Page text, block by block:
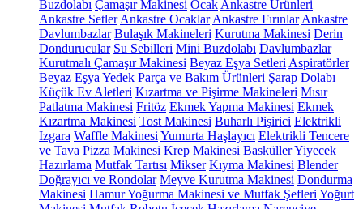
Buzdolabı Çamaşır Makinesi Ocak Ankastre Ürünleri
Ankastre Setler Ankastre Ocaklar Ankastre Fırınlar Ankastre
Davlumbazlar Bulaşık Makineleri Kurutma Makinesi Derin
Dondurucular Su Sebilleri Mini Buzdolabı Davlumbazlar
Kurutmalı Çamaşır Makinesi Beyaz Eşya Setleri Aspiratörler
Beyaz Eşya Yedek Parça ve Bakım Ürünleri Şarap Dolabı
Küçük Ev Aletleri Kızartma ve Pişirme Makineleri Mısır
Patlatma Makinesi Fritöz Ekmek Yapma Makinesi Ekmek
Kızartma Makinesi Tost Makinesi Buharlı Pişirici Elektrikli
Izgara Waffle Makinesi Yumurta Haşlayıcı Elektrikli Tencere
ve Tava Pizza Makinesi Krep Makinesi BasküllerYiyecek
Hazırlama Mutfak Tartısı Mikser Kıyma Makinesi Blender
Doğrayıcı ve Rondolar Meyve Kurutma Makinesi Dondurma
Makinesi Hamur Yoğurma Makinesi ve Mutfak Şefleri Yoğurt